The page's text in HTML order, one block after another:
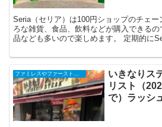
Seria（セリア）は100円ショップのチェ
ろな雑貨、食品、飲料などが購入できる
品なども多いので楽しめます。 定期的に
いきなりス
リスト（
で）ラッシ